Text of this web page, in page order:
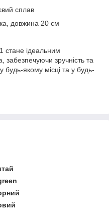
сплав
довжина 20 см
стане ідеальним
зручність та
будь-якому місці та у будь-